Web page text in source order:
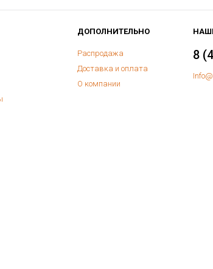
ДОПОЛНИТЕЛЬНО
Распродажа
Доставка и оплата
О компании
8